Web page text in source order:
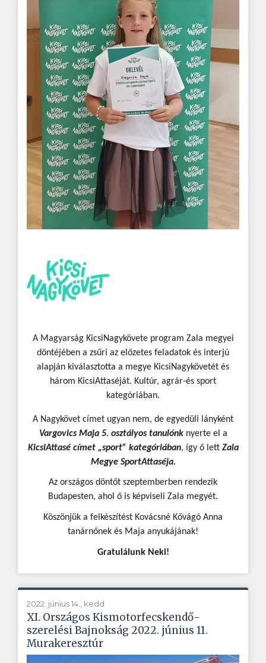
A Magyarság KicsiNagykövete program Zala megyei
döntéjében a zsűri az előzetes feladatok és interjú
alapján kiválasztotta a megye KicsiNagykövetét és
három KicsiAttaséját. Kultúr, agrár-és sport
kategóriában.
A Nagykövet címet ugyan nem, de egyedüli lányként
Vargovics Maja 5. osztályos tanulónknyerte el a
KicsiAttasé címet „sport” kategóriában, így ő lett Zala
Megye SportAttaséja.
Az országos döntőt szeptemberben rendezik
Budapesten, ahol ő is képviseli Zala megyét.
Köszönjük a felkészítést Kovácsné Kővágó Anna
tanárnőnek és Maja anyukájának!
Gratulálunk Neki!
2022. június 14., kedd
XI. Országos Kismotorfecskendő-
szerelési Bajnokság 2022. június 11.
Murakeresztúr